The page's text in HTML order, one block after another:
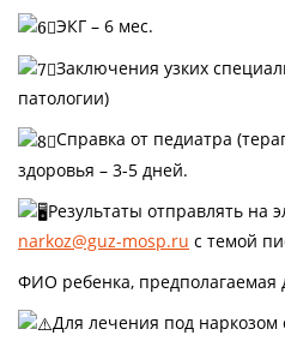
ЭКГ – 6 мес.
Заключения узких
патологии)
Справка от педиатра
здоровья – 3-5 дней.
Результаты отправлять на
narkoz@guz-mosp.ru с темой
ФИО ребенка, предполагаемая
Для лечения под наркозом